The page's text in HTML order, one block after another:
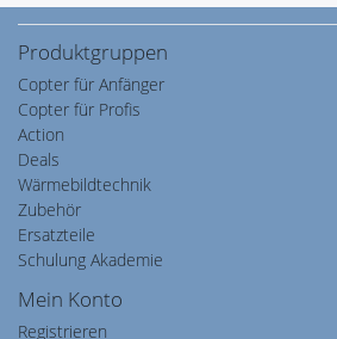
Produktgruppen
Copter für Anfänger
Copter für Profis
Action
Deals
Wärmebildtechnik
Zubehör
Ersatzteile
Schulung Akademie
Mein Konto
Registrieren